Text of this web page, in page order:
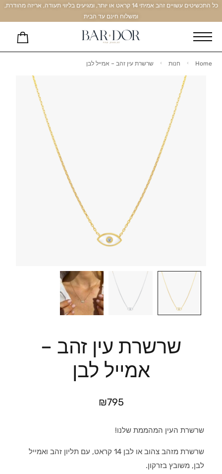
כל התכשיטים עשויים זהב אמיתי 14 קראט או יותר, ומגיעים בליווי תעודה, אריזה מהודרת,
ומשלוח חינם עד הבית
Home חנות שרשרת עין זהב – אמייל לבן
שרשרת עין זהב –
אמייל לבן
₪795
שרשרת העין המהממת שלנו!
שרשרת מזהב צהוב או לבן 14 קראט, עם תליון זהב ואמייל
לבן, משובץ בזרקון.